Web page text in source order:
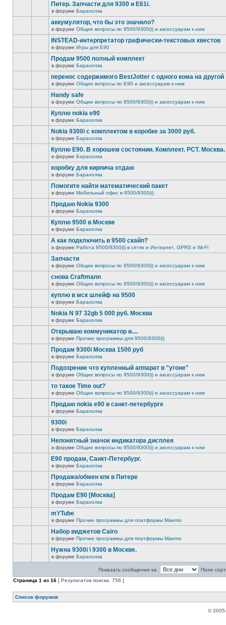
Питер. Запчасти для 9300 и Е61i.
в форуме Барахолка
аккумулятор, что бы это значило?
в форуме Общие вопросы по 9500/9300(i) и аксессуарам к ним
INSTEAD-интерпретатор графически-текстовых квестов
в форуме Игры для E90
Продам 9500 полный комплект
в форуме Барахолка
перенос содержимого BestJotter с одного кома на другой
в форуме Общие вопросы по E90 и аксессуарам к ним
Handy safe
в форуме Общие вопросы по 9500/9300(i) и аксессуарам к ним
Куплю nokia e90
в форуме Барахолка
Nokia 9300i с комплектом в коробке за 3000 руб.
в форуме Барахолка
Куплю Е90. В хорошем состоянии. Комплект. РСТ. Москва.
в форуме Барахолка
коробку для кирпича отдаю
в форуме Барахолка
Помогите найти математический пакет
в форуме Мобильный офис в 9500/9300(i)
Продаю Nokia 9300
в форуме Барахолка
Куплю 9500 в Москве
в форуме Барахолка
А как подключить в 9500 скайп?
в форуме Работа 9500/9300(i) в сетях и Интернет, GPRS и Wi-Fi
Запчасти
в форуме Общие вопросы по 9500/9300(i) и аксессуарам к ним
снова Craftmann
в форуме Общие вопросы по 9500/9300(i) и аксессуарам к ним
куплю в мск шлейф на 9500
в форуме Барахолка
Nokia N 97 32gb 5 000 руб. Москва
в форуме Барахолка
Открываю коммуникатор и....
в форуме Прочие программы для 9500/9300(i)
Продам 9300i Москва 1500 руб
в форуме Барахолка
Подозрение что купленный аппарат в "угоне"
в форуме Общие вопросы по 9500/9300(i) и аксессуарам к ним
то такое Time out?
в форуме Общие вопросы по 9500/9300(i) и аксессуарам к ним
Продаю nokia е90 в санкт-петербурге
в форуме Барахолка
9300i
в форуме Барахолка
Непонятный значок индикатора дисплея
в форуме Общие вопросы по 9500/9300(i) и аксессуарам к ним
Е90 продам, Санкт-Петербург.
в форуме Барахолка
Продажа/обмен кпк в Питере
в форуме Барахолка
Продам E90 [Москва]
в форуме Барахолка
mYTube
в форуме Прочие программы для платформы Maemo
Набор виджетов Cairo
в форуме Прочие программы для платформы Maemo
Нужна 9300i \ 9300 в Москве.
в форуме Барахолка
Показать сообщения за:
Поле
Страница 1 из 16 [ Результатов поиска: 756 ]
Список форумов
©